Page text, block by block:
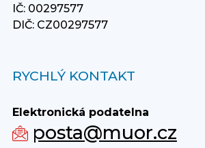
IČ: 00297577
DIČ: CZ00297577
RYCHLÝ KONTAKT
Elektronická podatelna
posta@muor.cz